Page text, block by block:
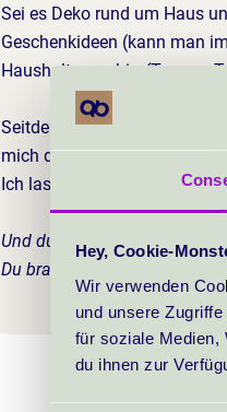
Hey, Cookie-
Wir verwenden
und unsere
für soziale Medien,
du ihnen zur
Sei es Deko rund um Haus
Geschenkideen (kann man
Haushaltsgeschirr (Tassen,
Seitdem ich töpfere, schaue
mich dann sagen: "Das
Ich lasse mich sozusagen
Und du kannst das auch.
Du brauchst keine